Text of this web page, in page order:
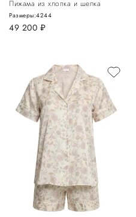
Пижама из хлопка и шелка
49 200 руб.
Размеры:4244